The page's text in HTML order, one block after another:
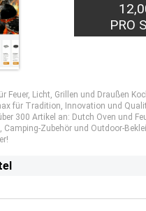
PRO
Feuer, Licht, Grillen und Draußen
für Tradition, Innovation und
300 Artikel an: Dutch Oven und
Camping-Zubehör und Outdoor-